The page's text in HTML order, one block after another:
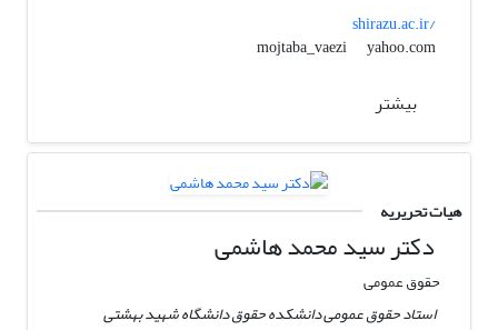
shirazu.ac.ir/
mojtaba_vaezi
yahoo.com
بیشتر
هیات تحریریه
دکتر سید محمد هاشمی
حقوق عمومی
استاد حقوق عمومی دانشکده حقوق دانشگاه شهید بهشتی